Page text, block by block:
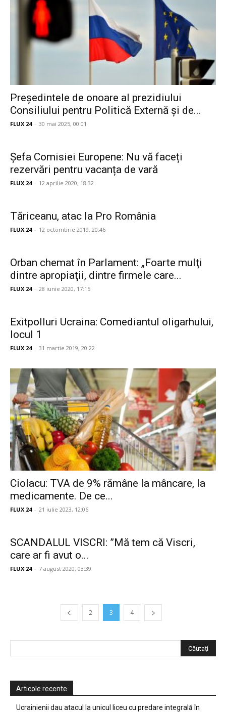
Președintele de onoare al prezidiului
Consiliului pentru Politică Externă și de...
FLUX 24 - 30 mai 2025, 00:01
Şefa Comisiei Europene: Nu vă faceți
rezervări pentru vacanța de vară
FLUX 24 - 12 aprilie 2020, 18:32
Tăriceanu, atac la Pro România
FLUX 24 - 12 octombrie 2019, 20:46
Orban chemat în Parlament: „Foarte mulţi
dintre apropiaţii, dintre firmele care...
FLUX 24 - 28 iunie 2020, 17:15
Exitpolluri Ucraina: Comediantul oligarhului,
locul 1
FLUX 24 - 31 martie 2019, 20:22
Ciolacu: TVA de 9% rămâne la mâncare, la
medicamente. De ce...
FLUX 24 - 21 iulie 2023, 12:06
SCANDALUL VISCRI: ”Mă tem că Viscri,
care ar fi avut o...
FLUX 24 - 7 august 2020, 03:39
2 3 4
Articole recente
Ucrainienii dau atacul la unicul liceu cu predare integrală în